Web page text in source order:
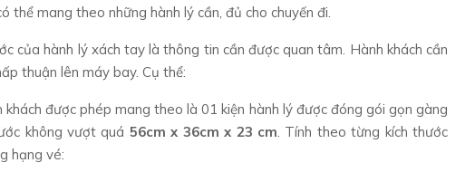
thể mang theo những hành lý cần, đủ cho chuyến đi.
của hành lý xách tay là thông tin cần được quan tâm. Hành khách cần
thuận lên máy bay. Cụ thể:
được phép mang theo là 01 kiện hành lý được đóng gói gọn gàng
không vượt quá 56cm x 36cm x 23 cm. Tính theo từng kích thước
hạng vé: